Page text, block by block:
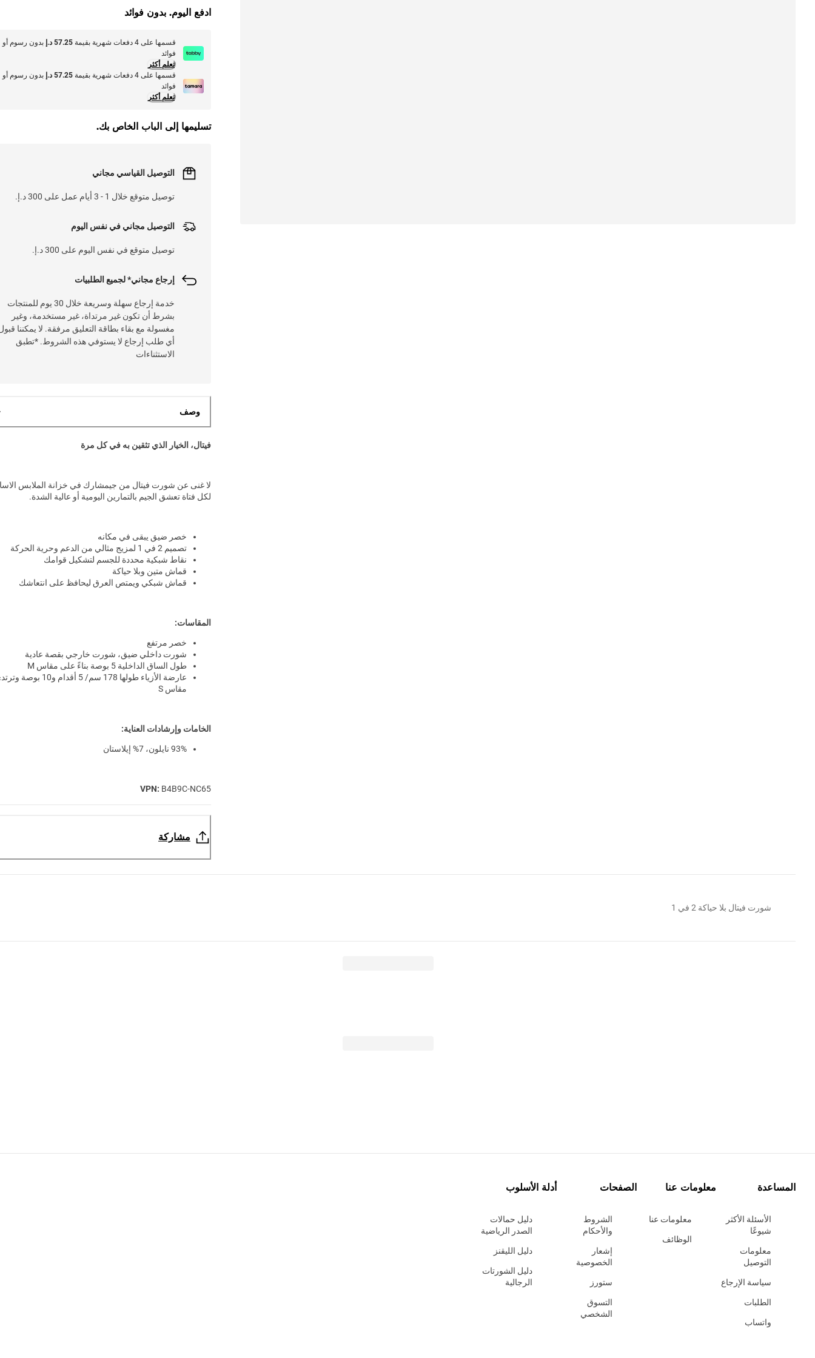
ادفع اليوم. بدون فوائد
قسمها على 4 دفعات شهرية بقيمة 57.25 د.إ
بدون رسوم أو
فوائد
تعلم أكثر
قسمها على 4 دفعات شهرية بقيمة
57.25 د.إ
بدون رسوم أو
فوائد
تعلم أكثر
تسليمها إلى الباب الخاص بك.
التوصيل القياسي مجاني
توصيل متوقع خلال 1 - 3 أيام عمل على 300 د.إ.
التوصيل مجاني في نفس اليوم
توصيل متوقع في نفس اليوم على 300 د.إ.
إرجاع مجاني* لجميع الطلبيات
خدمة إرجاع سهلة وسريعة خلال 30 يوم للمنتجات
بشرط أن تكون غير مرتداة، غير مستخدمة، وغير
مغسولة مع بقاء بطاقة التعليق مرفقة. لا يمكننا
أي طلب إرجاع لا يستوفي هذه الشروط. *تطبق
الاستثناءات
وصف
فيتال، الخيار الذي تثقين به في كل مرة
لا غنى عن شورت فيتال من جيمشارك في خزانة الملابس
لكل فتاة تعشق الجيم بالتمارين اليومية أو عالية الشدة.
خصر ضيق يبقى في مكانه
تصميم 2 في 1 لمزيج مثالي من الدعم وحرية الحركة
نقاط شبكية محددة للجسم لتشكيل قوامك
قماش متين وبلا حياكة
قماش شبكي ويمتص العرق ليحافظ على انتعاشك
المقاسات:
خصر مرتفع
شورت داخلي ضيق، شورت خارجي بقصة عادية
طول الساق الداخلية 5 بوصة بناءً على مقاس M
عارضة الأزياء طولها 178 سم/ 5 أقدام و10
مقاس S
الخامات وإرشادات العناية:
93% نايلون، 7% إيلاستان
VPN: B4B9C-NC65
مشاركة
شورت فيتال بلا حياكة 2 في 1
المساعدة
الأسئلة الأكثر
شيوعًا
معلومات
التوصيل
سياسة الإرجاع
الطلبات
واتساب
معلومات عنا
معلومات عنا
الوظائف
الصفحات
الشروط
والأحكام
إشعار
الخصوصية
ستورز
التسوق
الشخصي
أدلة الأسلوب
دليل حمالات
الصدر الرياضية
دليل الليقنز
دليل الشورتات
الرجالية